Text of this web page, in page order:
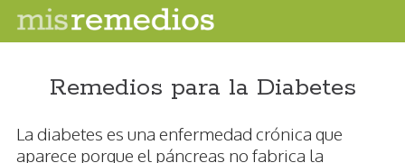
Remedios para la Diabetes
La diabetes es una enfermedad crónica que
aparece porque el páncreas no fabrica la